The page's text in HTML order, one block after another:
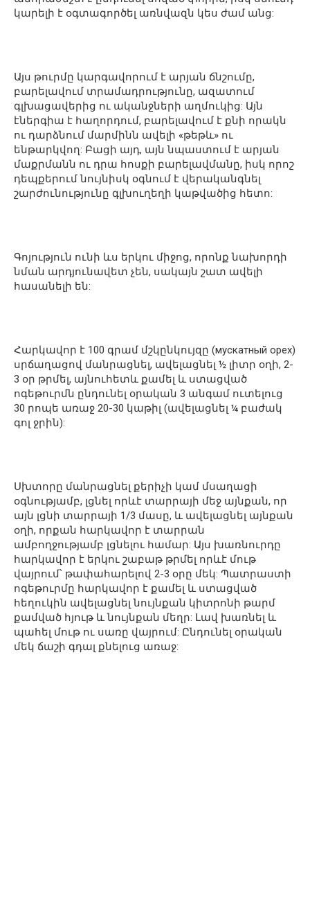
կարելի է օգտագործել առնվազն կես ժամ անց:
Այս թուրմը կարգավորում է արյան ճնշումը,
բարելավում տրամադրությունը, ազատում
գլխացավերից ու ականջների աղմուկից: Այն
էներգիա է հաղորդում, բարելավում է քնի որակն
ու դարձնում մարմինն ավելի «թեթև» ու
ենթարկվող: Բացի այդ, այն նպաստում է արյան
մաքրմանն ու դրա հոսքի բարելավմանը, իսկ որոշ
դեպքերում նույնիսկ օգնում է վերականգնել
շարժունությունը գլխուղեղի կաթվածից հետո:
Գոյություն ունի ևս երկու միջոց, որոնք նախորդի
նման արդյունավետ չեն, սակայն շատ ավելի
հասանելի են:
Հարկավոր է 100 գրամ մշկընկույզը (мускатный орех)
սրճաղացով մանրացնել, ավելացնել ½ լիտր օղի, 2-
3 օր թրմել, այնուհետև քամել և ստացված
ոգեթուրմն ընդունել օրական 3 անգամ ուտելուց
30 րոպե առաջ 20-30 կաթիլ (ավելացնել ¼ բաժակ
գոլ ջրին):
Սխտորը մանրացնել քերիչի կամ մսաղացի
օգնությամբ, լցնել որևէ տարրայի մեջ այնքան, որ
այն լցնի տարրայի 1/3 մասը, և ավելացնել այնքան
օղի, որքան հարկավոր է տարրան
ամբողջությամբ լցնելու համար: Այս խառնուրդը
հարկավոր է երկու շաբաթ թրմել որևէ մութ
վայրում՝ թափահարելով 2-3 օրը մեկ: Պատրաստի
ոգեթուրմը հարկավոր է քամել և ստացված
հեղուկին ավելացնել նույնքան կիտրոնի թարմ
քամված հյութ և նույնքան մեղր: Լավ խառնել և
պահել մութ ու սառը վայրում: Ընդունել օրական
մեկ ճաշի գդալ քնելուց առաջ: